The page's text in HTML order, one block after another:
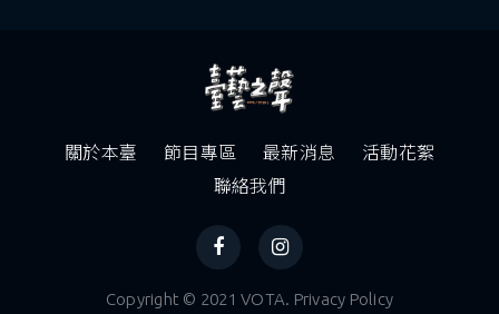
關於本臺 節目專區 最新消息
活動花絮
聯絡我們
Copyright © 2021 VOTA. Privacy Policy